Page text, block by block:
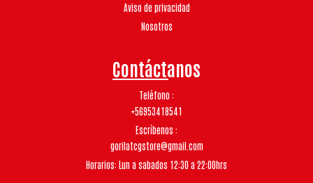
Aviso de privacidad
Nosotros
Contáctanos
Teléfono
+56953418541
Escríbenos
gorilatcgstore@gmail.com
Horarios: Lun a sabados 12:30 a 22:00hrs